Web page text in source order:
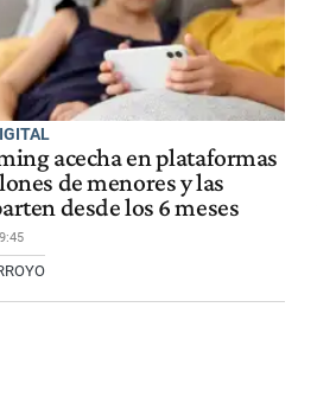
acecha en plataformas
de menores y las
desde los 6 meses